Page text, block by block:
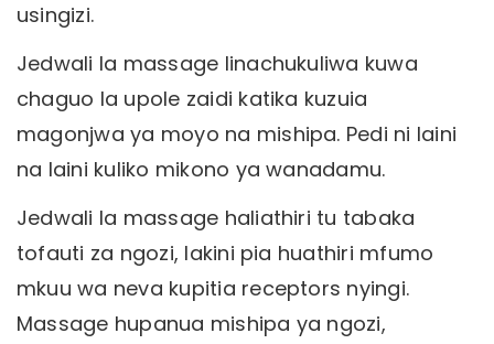
usingizi.
Jedwali la massage linachukuliwa kuwa
chaguo la upole zaidi katika kuzuia
magonjwa ya moyo na mishipa. Pedi ni laini
na laini kuliko mikono ya wanadamu.
Jedwali la massage haliathiri tu tabaka
tofauti za ngozi, lakini pia huathiri mfumo
mkuu wa neva kupitia receptors nyingi.
Massage hupanua mishipa ya ngozi,